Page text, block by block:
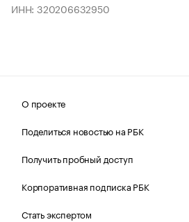
ИНН: 320206632950
О проекте
Поделиться новостью на РБК
Получить пробный доступ
Корпоративная подписка РБК
Стать экспертом